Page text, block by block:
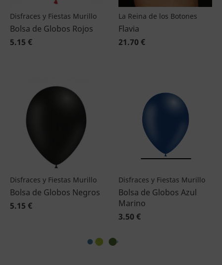
Disfraces y Fiestas Murillo
Bolsa de Globos Rojos
5.15 €
La Reina de los Botones
Flavia
21.70 €
Disfraces y Fiestas Murillo
Bolsa de Globos Negros
5.15 €
Disfraces y Fiestas Murillo
Bolsa de Globos Azul
Marino
3.50 €